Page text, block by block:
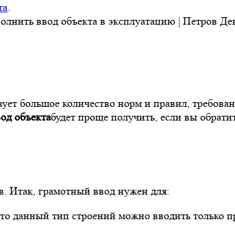
.
большое количество норм и правил,
объектабудет проще получить, если вы
Итак, грамотный ввод нужен для:
данный тип строений можно вводить только